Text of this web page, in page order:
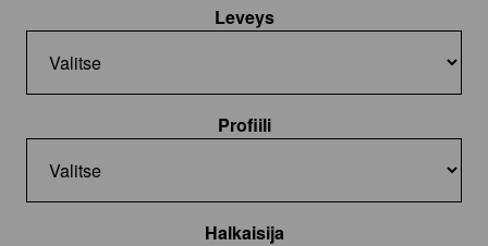
Leveys
Profiili
Halkaisija